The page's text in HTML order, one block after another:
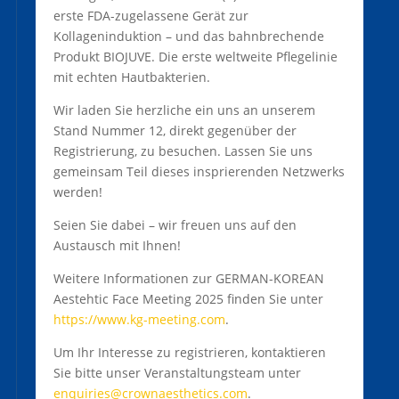
erste FDA-zugelassene Gerät zur
Kollageninduktion – und das bahnbrechende
Produkt BIOJUVE. Die erste weltweite Pflegelinie
mit echten Hautbakterien.
Wir laden Sie herzliche ein uns an unserem
Stand Nummer 12, direkt gegenüber der
Registrierung, zu besuchen. Lassen Sie uns
gemeinsam Teil dieses insprierenden Netzwerks
werden!
Seien Sie dabei – wir freuen uns auf den
Austausch mit Ihnen!
Weitere Informationen zur GERMAN-KOREAN
Aestehtic Face Meeting 2025 finden Sie unter
https://www.kg-meeting.com.
Um Ihr Interesse zu registrieren, kontaktieren
Sie bitte unser Veranstaltungsteam unter
enquiries@crownaesthetics.com.